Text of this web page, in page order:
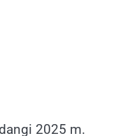
2025 m.